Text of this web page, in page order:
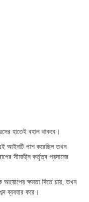
হাতেই বহাল থাকবে।
আইনটি পাশ করেছিল তখন
সীমাহীন কর্তৃত্ব প্রদানের
আরোপের ক্ষমতা দিতে চায়, তখন
ব্যবহার করে।